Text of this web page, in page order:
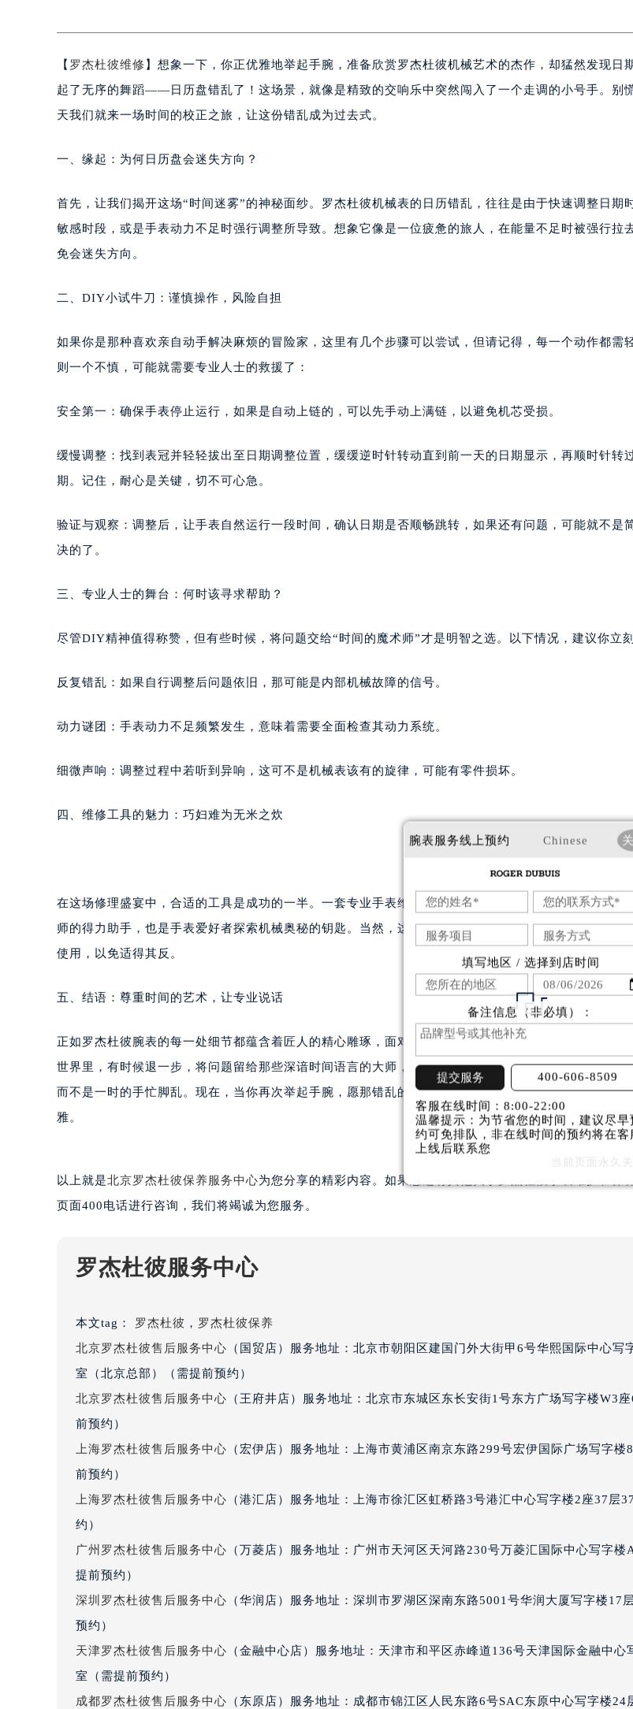
厦门市思明区湖滨东路95号华润大厦写字楼B座11层1104室（需提前预约）
福州市鼓楼区五四路128-1号恒力城写字楼15层03室（需提前预约）
成都市锦江区人民东路6号SAC东原中心写字楼24层2406B室（需提前预约）
长沙市芙蓉区定王台街道建湘路393号世茂环球金融中心写字楼（芙蓉广场）10层13室
太原市迎泽区解放路15号亨得利名表服务中心（品牌授权店）3层整层（需提前预约）
沈阳市沈河区中街路137号亨得利名表服务中心（品牌授权店）1层整层（需提前预约）
佛山市禅城区季华五路57号万科金融中心C座12层1205室（需提前预约）
东莞市东城街道鸿福东路1号民盈国贸中心T1写字楼9层907室（需提前预约）
南通市崇川区工农路57号圆融广场写字楼16层1603室（需提前预约）
武汉市江汉区解放大道686号世界贸易大厦38层09室（需提前预约）
南宁市青秀区金湖路59号地王大厦12楼1224室（需提前预约）
泉州市丰泽区宝洲路729号浦西万达中心写字楼A座7楼709室（需提前预约）
长春市朝阳区西安大路727号中银大厦A座(旺进大厦)18层09室（需提前预约）
昆明市盘龙区北京路928号同德昆明广场写字楼10层06室（需提前预约）
西安市碑林区南关正街88号华侨城长安国际中心E座6楼10室（需提前预约）
唐山市路南区新华东道100号万达广场写字楼A座10层1002室（需提前预约）
内蒙古自治区呼和浩特市玉泉区大学西街70号华润万象城写字楼（鄂尔多斯大厦）23层
重庆市解放碑渝中区民权路28号英利国际金融中心写字楼20层01室（需提前预约）
黑龙江省大庆市萨尔图区会战大街罗杰杜彼售后服务中心（需提前预约）
黑龙江省鸡西市鸡冠区红军路罗杰杜彼售后服务中心（需提前预约）
黑龙江省佳木斯市向阳区长安路罗杰杜彼售后服务中心（需提前预约）
黑龙江省牡丹江市东安区太平路罗杰杜彼售后服务中心（需提前预约）
黑龙江省七台河市桃山区大同街罗杰杜彼售后服务中心（需提前预约）
黑龙江省齐齐哈尔市龙沙区龙华路罗杰杜彼售后服务中心（需提前预约）
黑龙江省双鸭山市尖山区新兴大街罗杰杜彼售后服务中心（需提前预约）
黑龙江省绥化市北林区新华街与康庄路交叉口罗杰杜彼售后服务中心（需提前预约）
黑龙江省伊春市伊美区通河路罗杰杜彼售后服务中心（需提前预约）
吉林省白城市洮北区明仁南街罗杰杜彼售后服务中心（需提前预约）
吉林省白山市浑江区浑江大街罗杰杜彼售后服务中心（需提前预约）
吉林省吉林市船营区河南街罗杰杜彼售后服务中心（需提前预约）
吉林省辽源市龙山区人民大街罗杰杜彼售后服务中心（需提前预约）
吉林省四平市铁东区紫气大路与南九经街交汇处罗杰杜彼售后服务中心（需提前预约）
吉林省松原市宁江区五环大街罗杰杜彼售后服务中心（需提前预约）
吉林省延边市延吉市解放路罗杰杜彼售后服务中心（需提前预约）
辽宁省鞍山市铁东区站前街罗杰杜彼售后服务中心（需提前预约）
辽宁省朝阳市双塔区新华路罗杰杜彼售后服务中心（需提前预约）
辽宁省丹东市振兴区七经街罗杰杜彼售后服务中心（需提前预约）
辽宁省抚顺市新抚区东一路罗杰杜彼售后服务中心（需提前预约）
辽宁省辽阳市白塔区新运大街罗杰杜彼售后服务中心（需提前预约）
辽宁省铁岭市银州区南马路罗杰杜彼售后服务中心（需提前预约）
辽宁省沈阳市沈河区中街路137号亨得利名表维修授权店1楼罗杰杜彼售后服务中心（需
北京市朝阳区建国门外大街甲6号华熙国际中心D座11层1102室罗杰杜彼售后服务中心
北京市东城区东长安街1号王府井东方广场W3座6层602室罗杰杜彼售后服务中心（需提
内蒙古自治区阿拉善盟市左旗土尔扈特大街罗杰杜彼售后服务中心（需提前预约）
内蒙古自治区巴彦淖尔市临河区新华街罗杰杜彼售后服务中心（需提前预约）
内蒙古自治区包头市青山区幸福路甲3号王府井百货名表维修罗杰杜彼售后服务中心（需
【 罗杰杜彼维修 】想象一下，你正优雅地举起手腕，准备欣赏罗杰杜彼机械艺术的杰作，却猛然发现日
起了无序的舞蹈——日历盘错乱了！这场景，就像是精致的交响乐中突然闯入了一个走调的小号手。别
天我们就来一场时间的校正之旅，让这份错乱成为过去式。
一、缘起：为何日历盘会迷失方向？
首先，让我们揭开这场“时间迷雾”的神秘面纱。罗杰杜彼机械表的日历错乱，往往是由于快速调整日期
敏感时段，或是手表动力不足时强行调整所导致。想象它像是一位疲惫的旅人，在能量不足时被强行拉
免会迷失方向。
二、DIY小试牛刀：谨慎操作，风险自担
如果你是那种喜欢亲自动手解决麻烦的冒险家，这里有几个步骤可以尝试，但请记得，每一个动作都需
则一个不慎，可能就需要专业人士的救援了：
安全第一：确保手表停止运行，如果是自动上链的，可以先手动上满链，以避免机芯受损。
缓慢调整：找到表冠并轻轻拔出至日期调整位置，缓缓逆时针转动直到前一天的日期显示，再顺时针转
期。记住，耐心是关键，切不可心急。
验证与观察：调整后，让手表自然运行一段时间，确认日期是否顺畅跳转，如果还有问题，可能就不是
决的了。
三、专业人士的舞台：何时该寻求帮助？
尽管DIY精神值得称赞，但有些时候，将问题交给“时间的魔术师”才是明智之选。以下情况，建议你立
反复错乱：如果自行调整后问题依旧，那可能是内部机械故障的信号。
动力谜团：手表动力不足频繁发生，意味着需要全面检查其动力系统。
细微声响：调整过程中若听到异响，这可不是机械表该有的旋律，可能有零件损坏。
四、维修工具的魅力：巧妇难为无米之炊
在这场修理盛宴中，合适的工具是成功的一半。一套专业手表维修工具，包括开表器、微调镊子、放大
师的得力助手，也是手表爱好者探索机械奥秘的钥匙。当然，这些精密工具更像是外科医生的手术器械
使用，以免适得其反。
五、结语：尊重时间的艺术，让专业说话
正如罗杰杜彼腕表的每一处细节都蕴含着匠人的精心雕琢，面对它的小小脾气，我们也应给予同样的细
世界里，有时候退一步，将问题留给那些深谙时间语言的大师，不失为一种智慧的选择。毕竟，我们追
而不是一时的手忙脚乱。现在，当你再次举起手腕，愿那错乱的日期已成为一段有趣的谈资，而时间的
雅。
以上就是北京罗杰杜彼保养服务中心为您分享的精彩内容。如果您还有其他关于罗杰杜彼手表维护和保
页面400电话进行咨询，我们将竭诚为您服务。
罗杰杜彼服务中心
本文tag： 罗杰杜彼 ， 罗杰杜彼保养
北京罗杰杜彼售后服务中心 （国贸店）服务地址：北京市朝阳区建国门外大街甲6号华熙国际中心写
室（北京总部）（需提前预约）
北京罗杰杜彼售后服务中心 （王府井店）服务地址：北京市东城区东长安街1号东方广场写字楼W3
前预约）
上海罗杰杜彼售后服务中心 （宏伊店）服务地址：上海市黄浦区南京东路299号宏伊国际广场写字楼
前预约）
上海罗杰杜彼售后服务中心 （港汇店）服务地址：上海市徐汇区虹桥路3号港汇中心写字楼2座37层
约）
广州罗杰杜彼售后服务中心 （万菱店）服务地址：广州市天河区天河路230号万菱汇国际中心写字楼
提前预约）
深圳罗杰杜彼售后服务中心 （华润店）服务地址：深圳市罗湖区深南东路5001号华润大厦写字楼17
预约）
天津罗杰杜彼售后服务中心 （金融中心店）服务地址：天津市和平区赤峰道136号天津国际金融中心
室（需提前预约）
成都罗杰杜彼售后服务中心 （东原店）服务地址：成都市锦江区人民东路6号SAC东原中心写字楼24
腕表服务线上预约 Chinese
填写地区 / 选择到店时间
备注信息（非必填）：
提交服务 400-606-8509
客服在线时间：8:00-22:00
温馨提示：为节省您的时间，建议尽早
约可免排队，非在线时间的预约将在客
上线后联系您
当前页面永久关